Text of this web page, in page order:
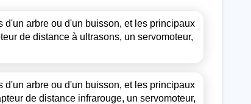
d'un arbre ou d'un buisson, et les principaux
de distance à ultrasons, un servomoteur,
d'un arbre ou d'un buisson, et les principaux
de distance infrarouge, un servomoteur,